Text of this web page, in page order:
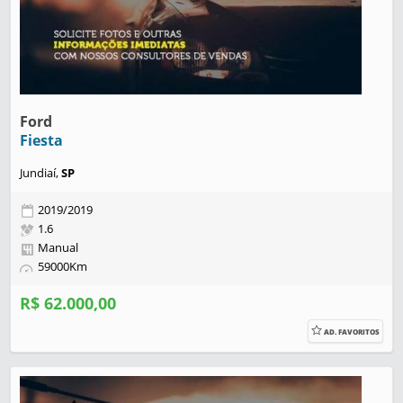
Ford
Fiesta
Jundiaí,SP
2019/2019
1.6
Manual
59000Km
R$ 62.000,00
AD. FAVORITOS